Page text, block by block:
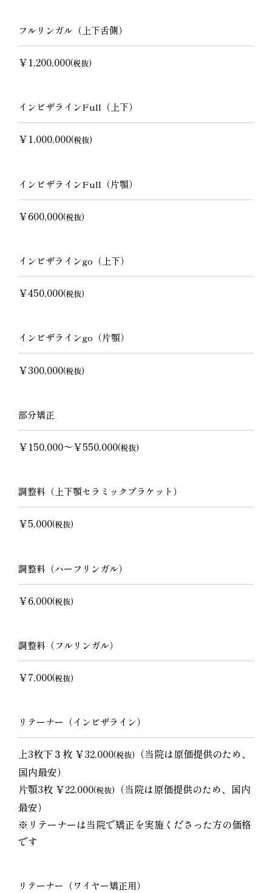
フルリンガル（上下舌側）
￥1,200,000(税抜)
インビザラインFull（上下）
￥1,000,000(税抜)
インビザラインFull（片顎）
￥600,000(税抜)
インビザラインgo（上下）
￥450,000(税抜)
インビザラインgo（片顎）
￥300,000(税抜)
部分矯正
￥150,000〜￥550,000(税抜)
調整料（上下顎セラミックブラケット）
￥5,000(税抜)
調整料（ハーフリンガル）
￥6,000(税抜)
調整料（フルリンガル）
￥7,000(税抜)
リテーナー（インビザライン）
上3枚下３枚 ￥32,000(税抜)
（当院は原価提供のため、
国内最安）
片顎3枚 ￥22,000(税抜)
（当院は原価提供のため、国内
最安）
※リテーナーは当院で矯正を実施くださった方の価格
です
リテーナー（ワイヤー矯正用）